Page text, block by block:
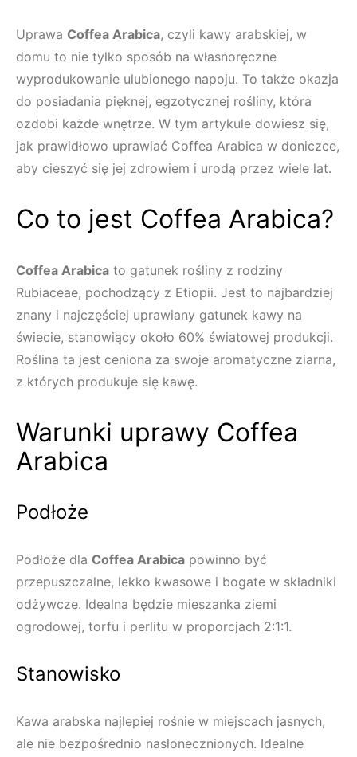
Uprawa Coffea Arabica, czyli kawy arabskiej, w
domu to nie tylko sposób na własnoręczne
wyprodukowanie ulubionego napoju. To także okazja
do posiadania pięknej, egzotycznej rośliny, która
ozdobi każde wnętrze. W tym artykule dowiesz się,
jak prawidłowo uprawiać Coffea Arabica w doniczce,
aby cieszyć się jej zdrowiem i urodą przez wiele lat.
Co to jest Coffea Arabica?
Coffea Arabica to gatunek rośliny z rodziny
Rubiaceae, pochodzący z Etiopii. Jest to najbardziej
znany i najczęściej uprawiany gatunek kawy na
świecie, stanowiący około 60% światowej produkcji.
Roślina ta jest ceniona za swoje aromatyczne ziarna,
z których produkuje się kawę.
Warunki uprawy Coffea
Arabica
Podłoże
Podłoże dla Coffea Arabica powinno być
przepuszczalne, lekko kwasowe i bogate w składniki
odżywcze. Idealna będzie mieszanka ziemi
ogrodowej, torfu i perlitu w proporcjach 2:1:1.
Stanowisko
Kawa arabska najlepiej rośnie w miejscach jasnych,
ale nie bezpośrednio nasłonecznionych. Idealne